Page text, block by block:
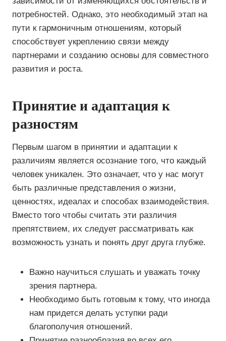
потребностей. Однако, это необходимый этап на
пути к гармоничным отношениям, который
способствует укреплению связи между
партнерами и созданию основы для совместного
развития и роста.
Принятие и адаптация к
разностям
Первым шагом в принятии и адаптации к
различиям является осознание того, что каждый
человек уникален. Это означает, что у нас могут
быть различные представления о жизни,
ценностях, идеалах и способах взаимодействия.
Вместо того чтобы считать эти различия
препятствием, их следует рассматривать как
возможность узнать и понять друг друга глубже.
Важно научиться слушать и уважать точку
зрения партнера.
Необходимо быть готовым к тому, что иногда
нам придется делать уступки ради
благополучия отношений.